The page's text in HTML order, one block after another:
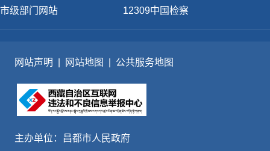
市级部门网站 12309中国检察
网站声明 网站地图 公共服务地图
主办单位：昌都市人民政府